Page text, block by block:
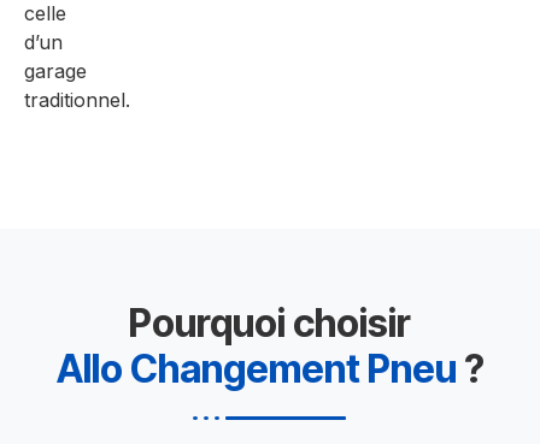
celle
d’un
garage
traditionnel.
Pourquoi choisir
Allo Changement Pneu ?